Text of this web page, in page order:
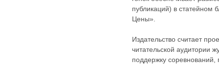
публикаций) в статейном
Цены».
Издательство считает
читательской аудитории
поддержку соревнований,